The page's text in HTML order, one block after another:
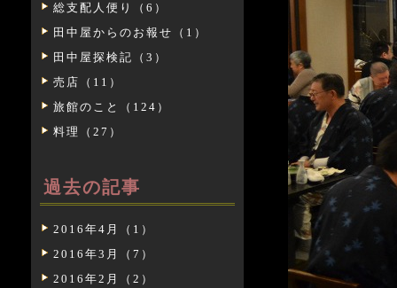
総支配人便り（6）
田中屋からのお報せ（1）
田中屋探検記（3）
売店（11）
旅館のこと（124）
料理（27）
過去の記事
2016年4月（1）
2016年3月（7）
2016年2月（2）